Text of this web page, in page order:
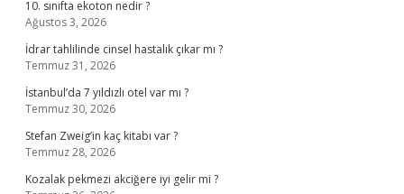
10. sınıfta ekoton nedir ?
Ağustos 3, 2026
İdrar tahlilinde cinsel hastalık çıkar mı ?
Temmuz 31, 2026
İstanbul’da 7 yıldızlı otel var mı ?
Temmuz 30, 2026
Stefan Zweig’in kaç kitabı var ?
Temmuz 28, 2026
Kozalak pekmezi akciğere iyi gelir mi ?